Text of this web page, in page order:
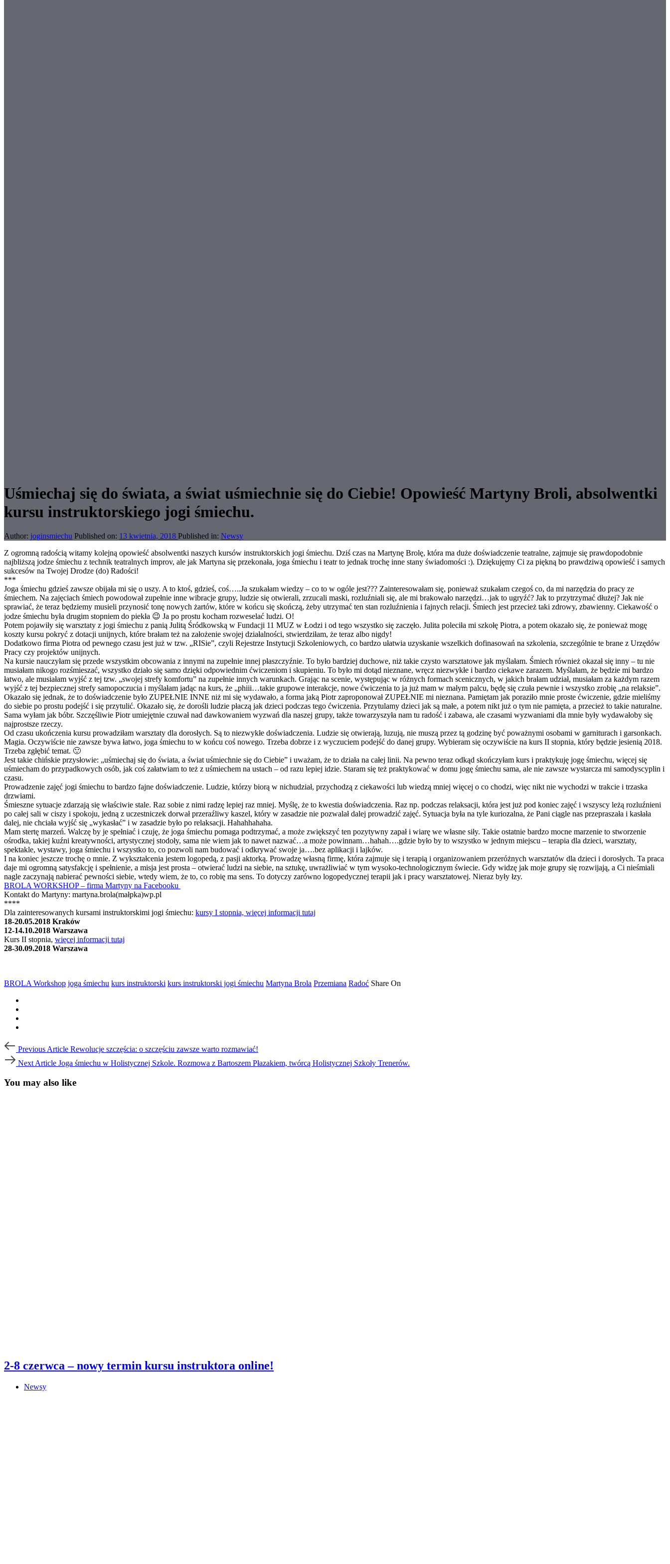
Uśmiechaj się do świata, a świat uśmiechnie się do Ciebie! Opowieść Martyny Broli, absolwentki
kursu instruktorskiego jogi śmiechu.
Author: joginsmiechu Published on: 13 kwietnia, 2018 Published in: Newsy
Z ogromną radością witamy kolejną opowieść absolwentki naszych kursów instruktorskich jogi śmiechu. Dziś czas na Martynę Brolę, która ma duże doświadczenie teatralne, zajmuje się prawdopodobnie
najbliższą jodze śmiechu z technik teatralnych improv, ale jak Martyna się przekonała, joga śmiechu i teatr to jednak trochę inne stany świadomości :). Dziękujęmy Ci za piękną bo prawdziwą opowieść i samych
sukcesów na Twojej Drodze (do) Radości!
***
Joga śmiechu gdzieś zawsze obijała mi się o uszy. A to ktoś, gdzieś, coś…..Ja szukałam wiedzy – co to w ogóle jest??? Zainteresowałam się, ponieważ szukałam czegoś co, da mi narzędzia do pracy ze
śmiechem. Na zajęciach śmiech powodował zupełnie inne wibracje grupy, ludzie się otwierali, zrzucali maski, rozluźniali się, ale mi brakowało narzędzi…jak to ugryźć? Jak to przytrzymać dłużej? Jak nie
sprawiać, że teraz będziemy musieli przynosić tonę nowych żartów, które w końcu się skończą, żeby utrzymać ten stan rozluźnienia i fajnych relacji. Śmiech jest przecież taki zdrowy, zbawienny. Ciekawość o
jodze śmiechu była drugim stopniem do piekła 😉 Ja po prostu kocham rozweselać ludzi. O!
Potem pojawiły się warsztaty z jogi śmiechu z panią Julitą Śródkowską w Fundacji 11 MUZ w Łodzi i od tego wszystko się zaczęło. Julita poleciła mi szkołę Piotra, a potem okazało się, że ponieważ mogę
koszty kursu pokryć z dotacji unijnych, które brałam też na założenie swojej działalności, stwierdziłam, że teraz albo nigdy!
Dodatkowo firma Piotra od pewnego czasu jest już w tzw. „RISie”, czyli Rejestrze Instytucji Szkoleniowych, co bardzo ułatwia uzyskanie wszelkich dofinasowań na szkolenia, szczególnie te brane z Urzędów
Pracy czy projektów unijnych.
Na kursie nauczyłam się przede wszystkim obcowania z innymi na zupełnie innej płaszczyźnie. To było bardziej duchowe, niż takie czysto warsztatowe jak myślałam. Śmiech również okazał się inny – tu nie
musiałam nikogo rozśmieszać, wszystko działo się samo dzięki odpowiednim ćwiczeniom i skupieniu. To było mi dotąd nieznane, wręcz niezwykłe i bardzo ciekawe zarazem. Myślałam, że będzie mi bardzo
łatwo, ale musiałam wyjść z tej tzw. „swojej strefy komfortu” na zupełnie innych warunkach. Grając na scenie, występując w różnych formach scenicznych, w jakich brałam udział, musiałam za każdym razem
wyjść z tej bezpiecznej strefy samopoczucia i myślałam jadąc na kurs, że „phiii…takie grupowe interakcje, nowe ćwiczenia to ja już mam w małym palcu, będę się czuła pewnie i wszystko zrobię „na relaksie”.
Okazało się jednak, że to doświadczenie było ZUPEŁNIE INNE niż mi się wydawało, a forma jaką Piotr zaproponował ZUPEŁNIE mi nieznana. Pamiętam jak poraziło mnie proste ćwiczenie, gdzie mieliśmy
do siebie po prostu podejść i się przytulić. Okazało się, że dorośli ludzie płaczą jak dzieci podczas tego ćwiczenia. Przytulamy dzieci jak są małe, a potem nikt już o tym nie pamięta, a przecież to takie naturalne.
Sama wyłam jak bóbr. Szczęśliwie Piotr umiejętnie czuwał nad dawkowaniem wyzwań dla naszej grupy, także towarzyszyła nam tu radość i zabawa, ale czasami wyzwaniami dla mnie były wydawałoby się
najprostsze rzeczy.
Od czasu ukończenia kursu prowadziłam warsztaty dla dorosłych. Są to niezwykłe doświadczenia. Ludzie się otwierają, luzują, nie muszą przez tą godzinę być poważnymi osobami w garniturach i garsonkach.
Magia. Oczywiście nie zawsze bywa łatwo, joga śmiechu to w końcu coś nowego. Trzeba dobrze i z wyczuciem podejść do danej grupy. Wybieram się oczywiście na kurs II stopnia, który będzie jesienią 2018.
Trzeba zgłębić temat. 🙂
Jest takie chińskie przysłowie: „uśmiechaj się do świata, a świat uśmiechnie się do Ciebie” i uważam, że to działa na całej linii. Na pewno teraz odkąd skończyłam kurs i praktykuję jogę śmiechu, więcej się
uśmiecham do przypadkowych osób, jak coś załatwiam to też z uśmiechem na ustach – od razu lepiej idzie. Staram się też praktykować w domu jogę śmiechu sama, ale nie zawsze wystarcza mi samodyscyplin i
czasu.
Prowadzenie zajęć jogi śmiechu to bardzo fajne doświadczenie. Ludzie, którzy biorą w nichudział, przychodzą z ciekawości lub wiedzą mniej więcej o co chodzi, więc nikt nie wychodzi w trakcie i trzaska
drzwiami.
Śmieszne sytuacje zdarzają się właściwie stale. Raz sobie z nimi radzę lepiej raz mniej. Myślę, że to kwestia doświadczenia. Raz np. podczas relaksacji, która jest już pod koniec zajęć i wszyscy leżą rozluźnieni
po całej sali w ciszy i spokoju, jedną z uczestniczek dorwał przeraźliwy kaszel, który w zasadzie nie pozwalał dalej prowadzić zajęć. Sytuacja była na tyle kuriozalna, że Pani ciągle nas przepraszała i kasłała
dalej, nie chciała wyjść się „wykasłać” i w zasadzie było po relaksacji. Hahahhahaha.
Mam stertę marzeń. Walczę by je spełniać i czuję, że joga śmiechu pomaga podtrzymać, a może zwiększyć ten pozytywny zapał i wiarę we własne siły. Takie ostatnie bardzo mocne marzenie to stworzenie
ośrodka, takiej kuźni kreatywności, artystycznej stodoły, sama nie wiem jak to nawet nazwać…a może powinnam…hahah….gdzie było by to wszystko w jednym miejscu – terapia dla dzieci, warsztaty,
spektakle, wystawy, joga śmiechu i wszystko to, co pozwoli nam budować i odkrywać swoje ja….bez aplikacji i lajków.
I na koniec jeszcze trochę o mnie. Z wykształcenia jestem logopedą, z pasji aktorką. Prowadzę własną firmę, która zajmuje się i terapią i organizowaniem przeróżnych warsztatów dla dzieci i dorosłych. Ta praca
daje mi ogromną satysfakcję i spełnienie, a misja jest prosta – otwierać ludzi na siebie, na sztukę, uwrażliwiać w tym wysoko-technologicznym świecie. Gdy widzę jak moje grupy się rozwijają, a Ci nieśmiali
nagle zaczynają nabierać pewności siebie, wtedy wiem, że to, co robię ma sens. To dotyczy zarówno logopedycznej terapii jak i pracy warsztatowej. Nieraz były łzy.
BROLA WORKSHOP – firma Martyny na Facebooku
Kontakt do Martyny: martyna.brola(małpka)wp.pl
****
Dla zainteresowanych kursami instruktorskimi jogi śmiechu: kursy I stopnia, więcej informacji tutaj
18-20.05.2018 Kraków
12-14.10.2018 Warszawa
Kurs II stopnia, więcej informacji tutaj
28-30.09.2018 Warszawa
BROLA Workshop joga śmiechu kurs instruktorski kurs instruktorski jogi śmiechu Martyna Brola Przemiana Radoć Share On
Post
navigation
Article
Previous Article Rewolucje szczęścia: o szczęściu zawsze warto rozmawiać!
Article
Next Article Joga śmiechu w Holistycznej Szkole. Rozmowa z Bartoszem Płazakiem, twórcą Holistycznej Szkoły Trenerów.
You may also like
2-8 czerwca – nowy termin kursu instruktora online!
Newsy